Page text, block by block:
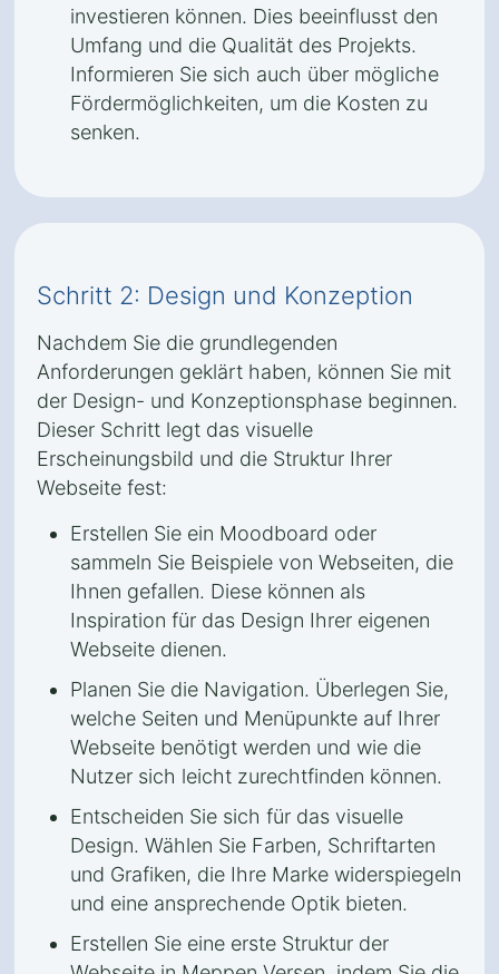
investieren können. Dies beeinflusst den
Umfang und die Qualität des Projekts.
Informieren Sie sich auch über mögliche
Fördermöglichkeiten, um die Kosten zu
senken.
Schritt 2: Design und Konzeption
Nachdem Sie die grundlegenden
Anforderungen geklärt haben, können Sie mit
der Design- und Konzeptionsphase beginnen.
Dieser Schritt legt das visuelle
Erscheinungsbild und die Struktur Ihrer
Webseite fest:
Erstellen Sie ein Moodboard oder
sammeln Sie Beispiele von Webseiten, die
Ihnen gefallen. Diese können als
Inspiration für das Design Ihrer eigenen
Webseite dienen.
Planen Sie die Navigation. Überlegen Sie,
welche Seiten und Menüpunkte auf Ihrer
Webseite benötigt werden und wie die
Nutzer sich leicht zurechtfinden können.
Entscheiden Sie sich für das visuelle
Design. Wählen Sie Farben, Schriftarten
und Grafiken, die Ihre Marke widerspiegeln
und eine ansprechende Optik bieten.
Erstellen Sie eine erste Struktur der